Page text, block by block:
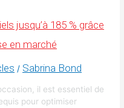
jusqu’à 185 % grâce
en marché
/ Sabrina Bond
il est essentiel de
pour optimiser